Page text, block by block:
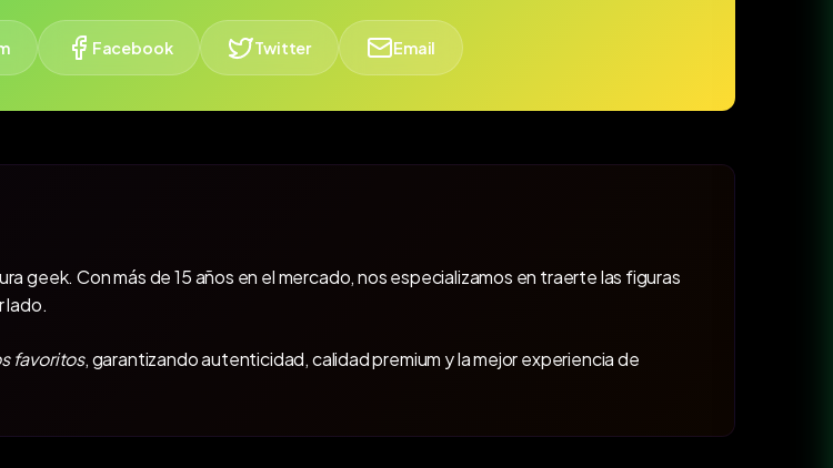
Facebook Twitter Email
geek. Con más de 15 años en el mercado, nos especializamos en traerte las figuras
lado.
favoritos, garantizando autenticidad, calidad premium y la mejor experiencia de